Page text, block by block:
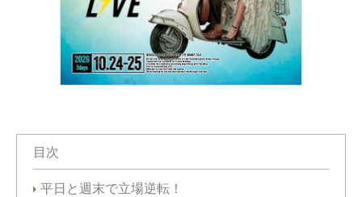
目次
平日と週末で立場逆転！